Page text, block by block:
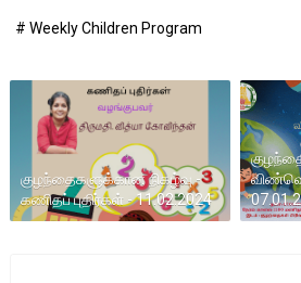
# Weekly Children Program
குழந்தைகளுக்கான நிகழ்வு -
கணிதப் புதிர்கள் - 11.02.2024